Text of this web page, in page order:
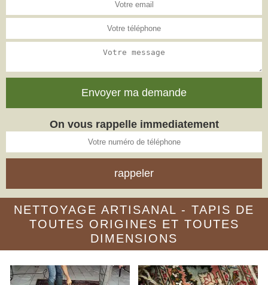
On vous rappelle immediatement
NETTOYAGE ARTISANAL - TAPIS DE
TOUTES ORIGINES ET TOUTES
DIMENSIONS